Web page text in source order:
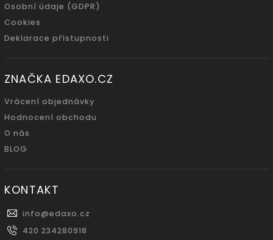
Osobní údaje (GDPR)
Cookies
Deklarace přístupnosti
ZNAČKA EDAXO.CZ
Vrácení objednávky
Hodnocení obchodu
O nás
BLOG
KONTAKT
info@edaxo.cz
420 234280918